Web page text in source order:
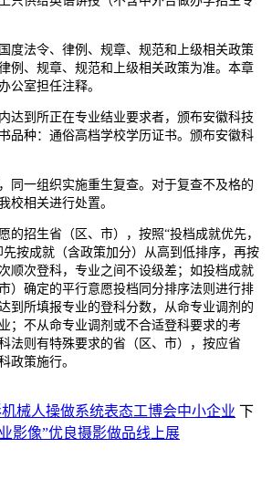
法令、律例、规章、规范和上级相关政策
例、规章、规范和上级相关政策为准。本章
公室担任注释。
到所正在专业结业要求者，颁布安徽科技
品种：通俗高档学校学历证书。颁布安徽科
一组织实施重生复查。对于复查不及格的
校相关进行处置。
招生省（区、市），按照“投档成就优先，
按成就（含政策加分）从高到低排序，再按
顺次登科，专业之间不设级差；如投档成就
）确定的平行意愿投档同分排序法则进行排
到所填报专业的登科分数，从命专业调剂的
；不从命专业调剂或不合适登科要求的考
法则有特殊要求的省（区、市），按应省
政策施行。
械人操做系统表态工博会中小企业 下
影像”优良摄影做品线上展